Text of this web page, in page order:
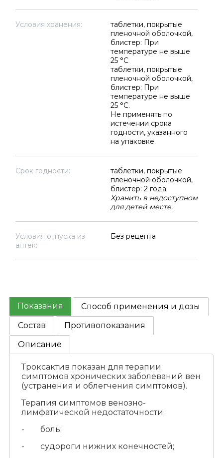
Условия хранения:
таблетки, покрытые
пленочной оболочкой,
блистер: При
температуре не выше
25 °C
таблетки, покрытые
пленочной оболочкой,
блистер: При
температуре не выше
25 °C.
Не применять по
истечении срока
годности, указанного
на упаковке.
Срок годности:
таблетки, покрытые
пленочной оболочкой,
блистер: 2 года
Хранить в недоступном
для детей месте.
Условия отпуска из
аптек:
Без рецепта
Показания
Способ применения и дозы
Состав
Противопоказания
Описание
Троксактив показан для терапии
симптомов хронических заболеваний вен
(устранения и облегчения симптомов).
Терапия симптомов венозно-
лимфатической недостаточности:
- боль;
- судороги нижних конечностей;